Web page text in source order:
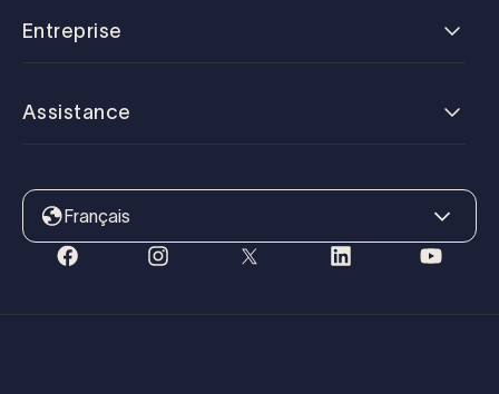
Entreprise
Assistance
Français